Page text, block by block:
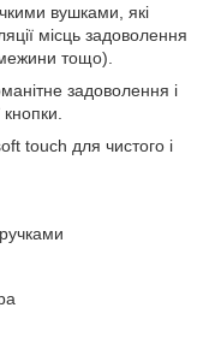
вушками, які
місць задоволення
тощо).
задоволення і
touch для чистого і